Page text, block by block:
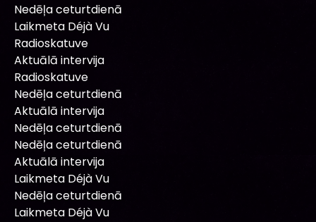
Nedēļa ceturtdienā
Laikmeta Déjà Vu
Radioskatuve
Aktuālā intervija
Radioskatuve
Nedēļa ceturtdienā
Aktuālā intervija
Nedēļa ceturtdienā
Nedēļa ceturtdienā
Aktuālā intervija
Laikmeta Déjà Vu
Nedēļa ceturtdienā
Laikmeta Déjà Vu